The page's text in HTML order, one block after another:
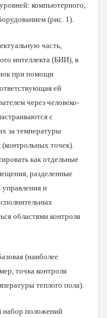
компьютерного,
(рис. 1).
часть,
интеллекта (БИИ), в
при помощи
ей
через человеко-
с
за температуры
точек).
как отдельные
разделенные
управления и
областями контроля
(наиболее
точка контроля
теплого пола).
набор положений